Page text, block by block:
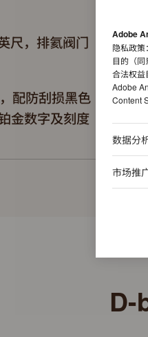
尺，排氦阀门
配防刮损黑色
金数字及刻度
D-
Adobe
隐私政策
目的（同
合法权益
Adobe
Content
数据分
市场推